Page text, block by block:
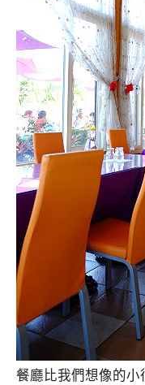
餐廳比我們想像的